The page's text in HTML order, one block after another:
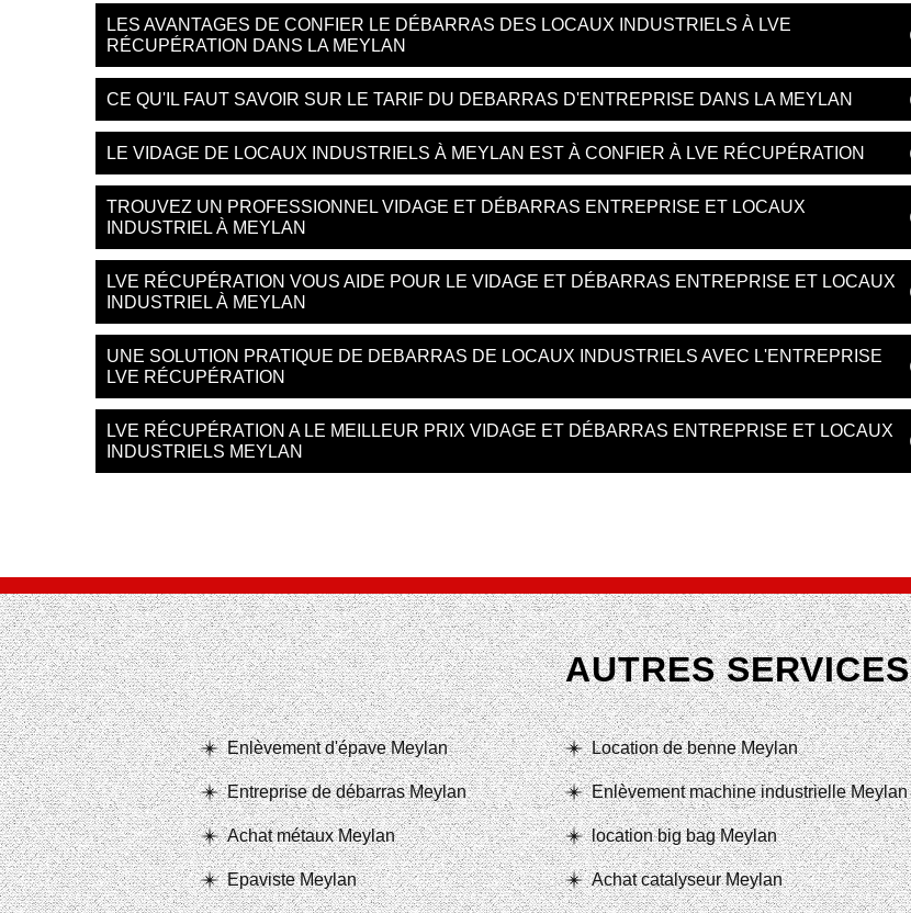
LES AVANTAGES DE CONFIER LE DÉBARRAS DES LOCAUX INDUSTRIELS À LVE
RÉCUPÉRATION DANS LA MEYLAN
CE QU'IL FAUT SAVOIR SUR LE TARIF DU DEBARRAS D'ENTREPRISE DANS LA MEYLAN
LE VIDAGE DE LOCAUX INDUSTRIELS À MEYLAN EST À CONFIER À LVE RÉCUPÉRATION
TROUVEZ UN PROFESSIONNEL VIDAGE ET DÉBARRAS ENTREPRISE ET LOCAUX
INDUSTRIEL À MEYLAN
LVE RÉCUPÉRATION VOUS AIDE POUR LE VIDAGE ET DÉBARRAS ENTREPRISE ET LOCAUX
INDUSTRIEL À MEYLAN
UNE SOLUTION PRATIQUE DE DEBARRAS DE LOCAUX INDUSTRIELS AVEC L'ENTREPRISE
LVE RÉCUPÉRATION
LVE RÉCUPÉRATION A LE MEILLEUR PRIX VIDAGE ET DÉBARRAS ENTREPRISE ET LOCAUX
INDUSTRIELS MEYLAN
AUTRES SERVICES
Enlèvement d'épave Meylan
Entreprise de débarras Meylan
Achat métaux Meylan
Epaviste Meylan
Location de benne Meylan
Enlèvement machine industrielle Meylan
location big bag Meylan
Achat catalyseur Meylan